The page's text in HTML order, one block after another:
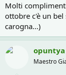
Molti
ottobre c'è un
carogna...)
opuntya
Maestro